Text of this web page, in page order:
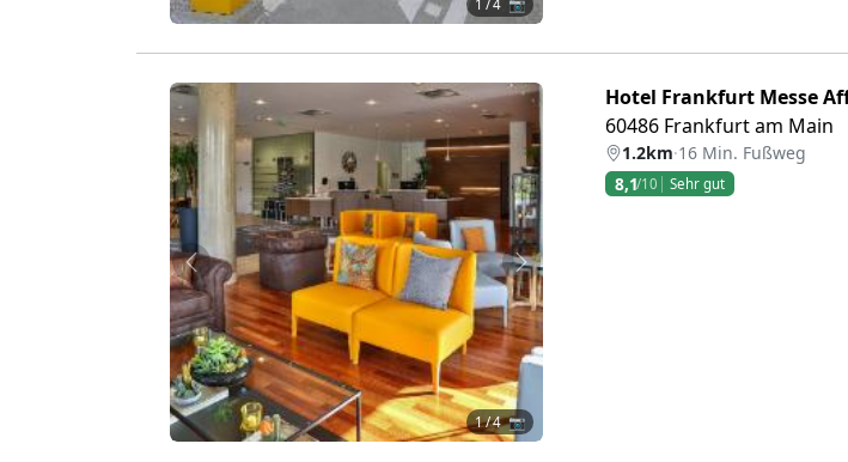
1 / 4 📷
Zurück Weiter
1/ 4 📷
Hotel Frankfurt Messe
60486 Frankfurt am Main
1.2km·16 Min. Fußweg
8,1/10 Sehr gut